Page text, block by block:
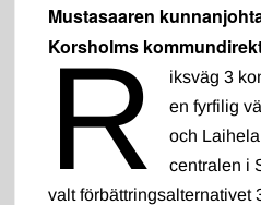
Mustasaaren
Korsholms
R
iksväg 3
en fyrfilig
och
centralen i
valt förbättringsalternativet